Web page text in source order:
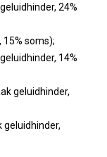
24%
soms);
14%
geluidhinder,